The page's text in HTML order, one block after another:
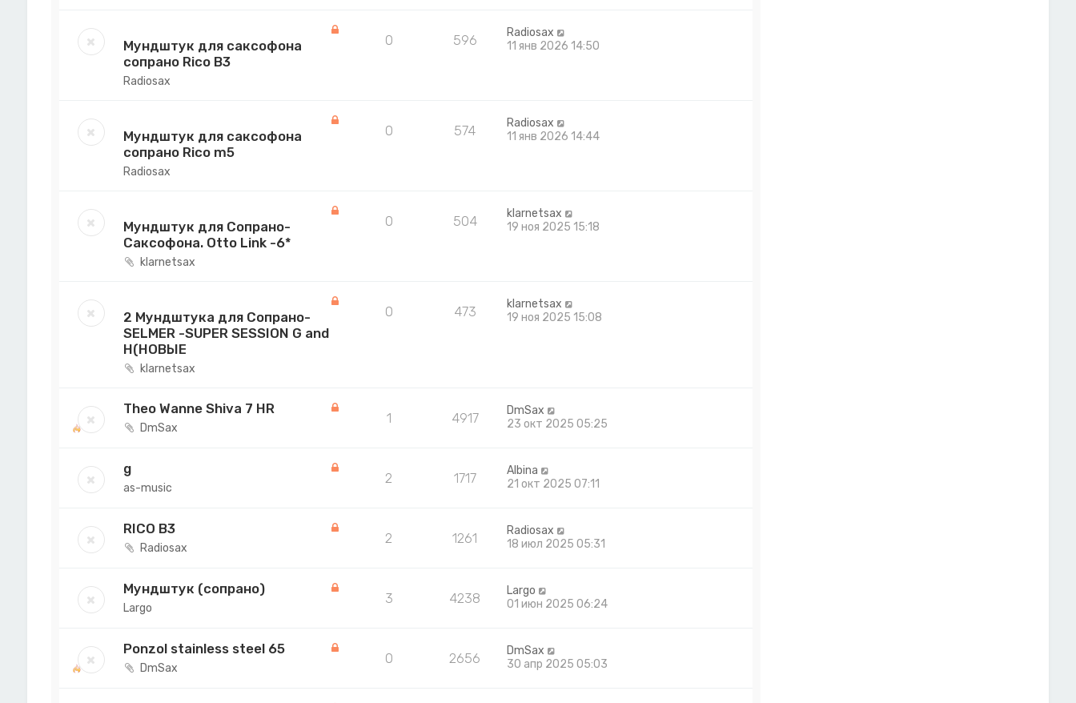
Мундштук для саксофона
сопрано Rico B3
Radiosax
0 596
Radiosax
11 янв 2026 14:50
Мундштук для саксофона
сопрано Rico m5
Radiosax
0 574
Radiosax
11 янв 2026 14:44
Мундштук для Сопрано-
Саксофона. Оtto Link -6*
klarnetsax
0 504
klarnetsax
19 ноя 2025 15:18
2 Мундштука для Сопрано-
SELMER -SUPER SESSION G and
H(НОВЫЕ
klarnetsax
0 473
klarnetsax
19 ноя 2025 15:08
Theo Wanne Shiva 7 HR
DmSax
1 4917
DmSax
23 окт 2025 05:25
g
as-music
2 1717
Albina
21 окт 2025 07:11
RICO B3
Radiosax
2 1261
Radiosax
18 июл 2025 05:31
Мундштук (сопрано)
Largo
3 4238
Largo
01 июн 2025 06:24
Ponzol stainless steel 65
DmSax
0 2656
DmSax
30 апр 2025 05:03